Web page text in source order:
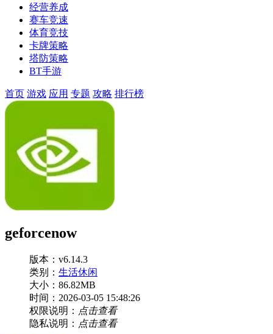
经营养成
赛车竞速
体育竞技
卡牌策略
塔防策略
BT手游
首页 游戏 应用 专题 攻略 排行榜
geforcenow
版本：v6.14.3
类别： 生活休闲
大小：86.82MB
时间：2026-03-05 15:48:26
权限说明： 点击查看
隐私说明： 点击查看